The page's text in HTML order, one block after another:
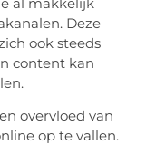
Deze
ook steeds
content kan
overvloed van
op te vallen.